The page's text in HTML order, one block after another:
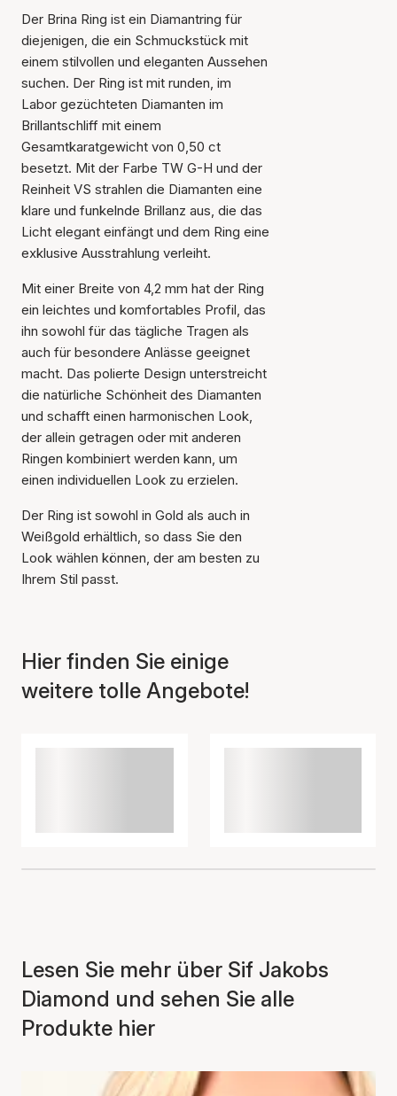
Der Artikel wurde in den
Der Brina Ring ist ein Diamantring für
diejenigen, die ein Schmuckstück mit
einem stilvollen und eleganten Aussehen
suchen. Der Ring ist mit runden, im
Labor gezüchteten Diamanten im
Brillantschliff mit einem
Gesamtkaratgewicht von 0,50 ct
besetzt. Mit der Farbe TW G-H und der
Reinheit VS strahlen die Diamanten eine
klare und funkelnde Brillanz aus, die das
Licht elegant einfängt und dem Ring eine
exklusive Ausstrahlung verleiht.
Mit einer Breite von 4,2 mm hat der Ring
ein leichtes und komfortables Profil, das
ihn sowohl für das tägliche Tragen als
auch für besondere Anlässe geeignet
macht. Das polierte Design unterstreicht
die natürliche Schönheit des Diamanten
und schafft einen harmonischen Look,
der allein getragen oder mit anderen
Ringen kombiniert werden kann, um
einen individuellen Look zu erzielen.
Der Ring ist sowohl in Gold als auch in
Weißgold erhältlich, so dass Sie den
Look wählen können, der am besten zu
Ihrem Stil passt.
Hier finden Sie einige
weitere tolle Angebote!
Lesen Sie mehr über Sif Jakobs
Diamond und sehen Sie alle
Produkte hier